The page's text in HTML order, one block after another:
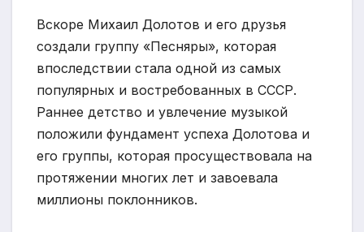
Вскоре Михаил Долотов и его друзья
создали группу «Песняры», которая
впоследствии стала одной из самых
популярных и востребованных в СССР.
Раннее детство и увлечение музыкой
положили фундамент успеха Долотова и
его группы, которая просуществовала на
протяжении многих лет и завоевала
миллионы поклонников.